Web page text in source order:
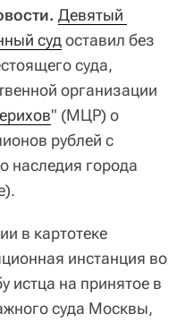
Девятый
судоставил без
суда,
организации
" (МЦР) о
рублей с
наследия города
в картотеке
инстанция во
истца на принятое в
суда Москвы,